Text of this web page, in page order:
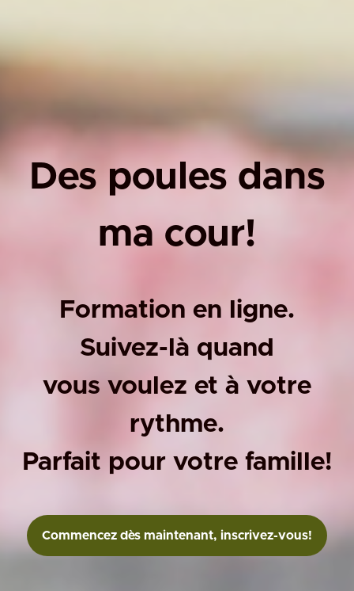
Des poules dans
ma cour!
Formation en ligne.
Suivez-là quand
vous voulez et à votre
rythme.
Parfait pour votre famille!
Commencez dès maintenant, inscrivez-vous!